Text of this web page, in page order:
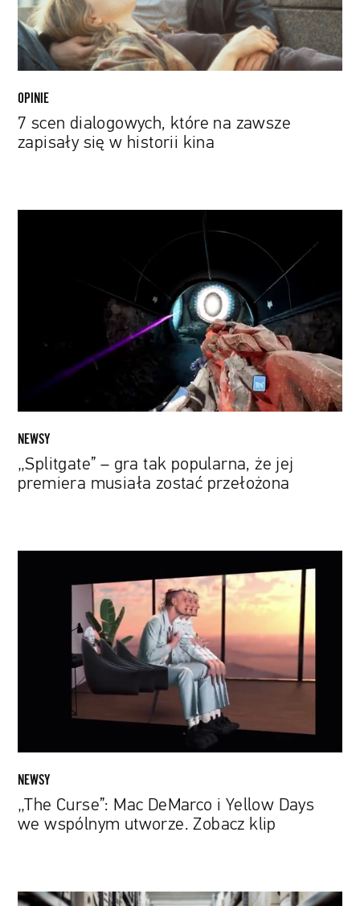
w
historii
kina
OPINIE
7 scen dialogowych, które na zawsze
zapisały się w historii kina
przełożona
NEWSY
„Splitgate” – gra tak popularna, że jej
premiera musiała zostać przełożona
Zobacz
klip
NEWSY
„The Curse”: Mac DeMarco i Yellow Days
we wspólnym utworze. Zobacz klip
CIA